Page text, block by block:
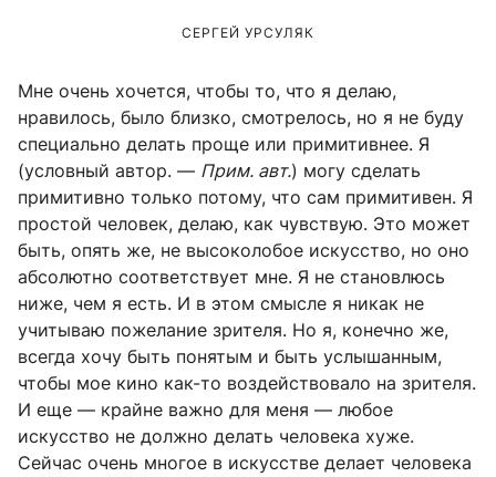
СЕРГЕЙ УРСУЛЯК
Мне очень хочется, чтобы то, что я делаю,
нравилось, было близко, смотрелось, но я не буду
специально делать проще или примитивнее. Я
(условный автор. — Прим. авт.) могу сделать
примитивно только потому, что сам примитивен. Я
простой человек, делаю, как чувствую. Это может
быть, опять же, не высоколобое искусство, но оно
абсолютно соответствует мне. Я не становлюсь
ниже, чем я есть. И в этом смысле я никак не
учитываю пожелание зрителя. Но я, конечно же,
всегда хочу быть понятым и быть услышанным,
чтобы мое кино как-то воздействовало на зрителя.
И еще — крайне важно для меня — любое
искусство не должно делать человека хуже.
Сейчас очень многое в искусстве делает человека